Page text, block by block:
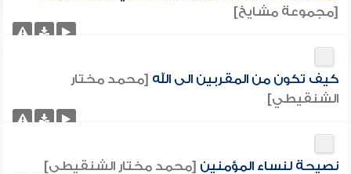
[مجموعة مشايخ]
كيف تكون من المقربين الى الله [محمد مختار
الشنقيطي]
نصيحة لنساء المؤمنين [محمد مختار الشنقيطي]